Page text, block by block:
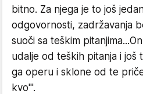
bitno. Za njega je to još
odgovornosti, zadržavanja
suoči sa teškim
udalje od teških pitanja i još
ga operu i sklone od te
kvo'".